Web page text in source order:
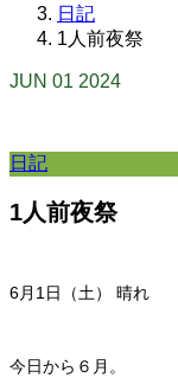
日記
1人前夜祭
JUN 01 2024
日記
1人前夜祭
6月1日（土） 晴れ
今日から６月。